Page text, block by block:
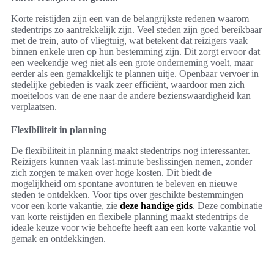
Korte reistijden zijn een van de belangrijkste redenen waarom
stedentrips zo aantrekkelijk zijn. Veel steden zijn goed bereikbaar
met de trein, auto of vliegtuig, wat betekent dat reizigers vaak
binnen enkele uren op hun bestemming zijn. Dit zorgt ervoor dat
een weekendje weg niet als een grote onderneming voelt, maar
eerder als een gemakkelijk te plannen uitje. Openbaar vervoer in
stedelijke gebieden is vaak zeer efficiënt, waardoor men zich
moeiteloos van de ene naar de andere bezienswaardigheid kan
verplaatsen.
Flexibiliteit in planning
De flexibiliteit in planning maakt stedentrips nog interessanter.
Reizigers kunnen vaak last-minute beslissingen nemen, zonder
zich zorgen te maken over hoge kosten. Dit biedt de
mogelijkheid om spontane avonturen te beleven en nieuwe
steden te ontdekken. Voor tips over geschikte bestemmingen
voor een korte vakantie, zie deze handige gids. Deze combinatie
van korte reistijden en flexibele planning maakt stedentrips de
ideale keuze voor wie behoefte heeft aan een korte vakantie vol
gemak en ontdekkingen.